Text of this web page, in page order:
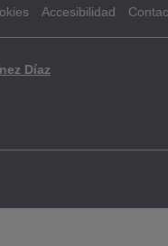
Accesibilidad
Díaz